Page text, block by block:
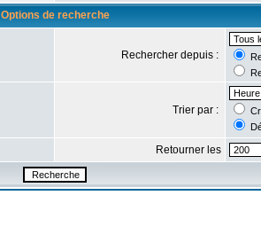
Options de recherche
Rechercher depuis :
Trier par :
Retourner les